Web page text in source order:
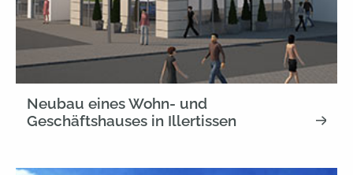
Neubau eines Wohn- und
Geschäftshauses in Illertissen